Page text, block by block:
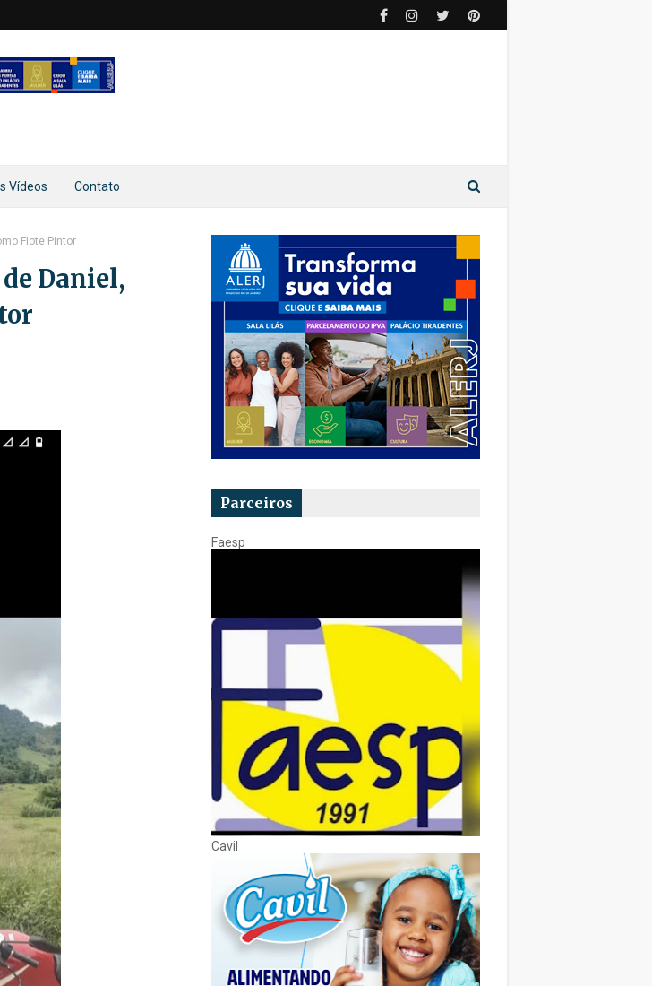
Vídeos Contato
Fiote Pintor
Daniel,
Parceiros
Faesp
Cavil